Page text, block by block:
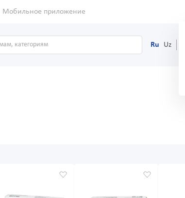
Мобильное приложение
Ru Uz